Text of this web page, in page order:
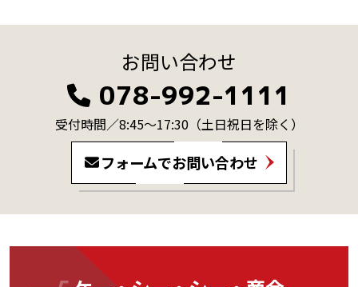
お問い合わせ
078-992-1111
受付時間／8:45～17:30（土日祝日を除く）
フォームでお問い合わせ